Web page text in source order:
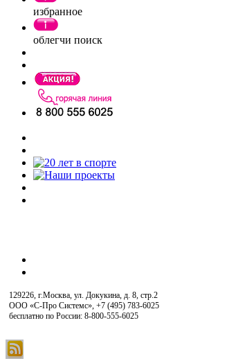
избранное
облегчи поиск
129226, г.Москва, ул. Докукина, д. 8, стр.2
ООО «С-Про Системс», +7 (495) 783-6025
бесплатно по России: 8-800-555-6025